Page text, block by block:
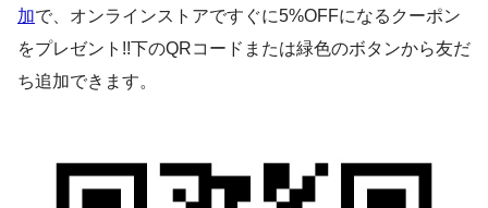
加で、オンラインストアですぐに5%OFFになるクーポン
をプレゼント!!下のQRコードまたは緑色のボタンから友だ
ち追加できます。